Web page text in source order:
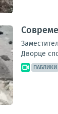
Дворце
ПАБЛИКИ